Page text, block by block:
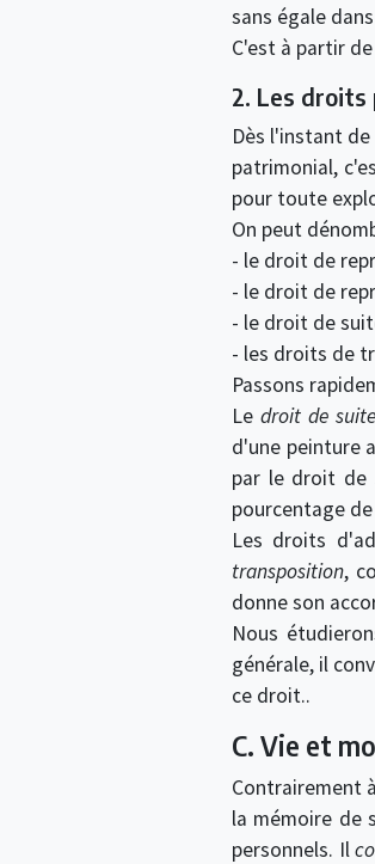
sans égale
C'est à partir
2. Les
Dès l'instant
patrimonial,
pour toute
On peut
- le droit de
- le droit de
- le droit de
- les droits de
Passons
Le droit de suite
d'une peinture
par le droit de
pourcentage
Les droits
transposition,
donne son
Nous
générale, il
ce droit..
C. Vie et
Contrairement
la mémoire de
personnels. Il